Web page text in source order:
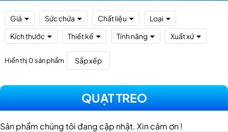
Giá Sức chứa Chất liệu
Loại
Kích thước
Thiết kế Tính năng Xuất xứ
Hiển thị 0 sản phẩm Sắp xếp
QUẠT TREO
Sản phẩm chúng tôi đang cập nhật. Xin cảm ơn !